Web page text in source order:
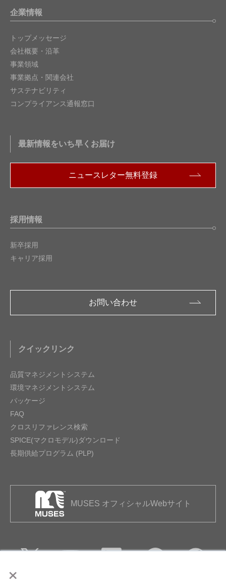
×
企業情報
トップメッセージ
会社概要・沿革
事業領域
事業拠点・関連会社
サステナビリティ
コンプライアンス通報窓口
最新情報をいち早くお届け
ニュースレター無料登録
採用情報
新卒採用
キャリア採用
お問い合わせ
クイックリンク
品質マネジメントシステム
環境マネジメントシステム
パッケージ
FAQ
クロスリファレンス検索
SPICE(マクロモデル)ダウンロード
長期供給プログラム (PLP)
MUSES オフィシャルWebサイト